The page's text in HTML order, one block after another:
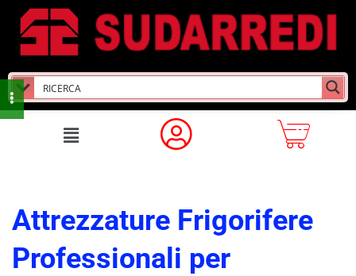
Attrezzature Frigorifere
Professionali per